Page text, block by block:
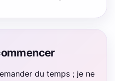
du temps ; je ne